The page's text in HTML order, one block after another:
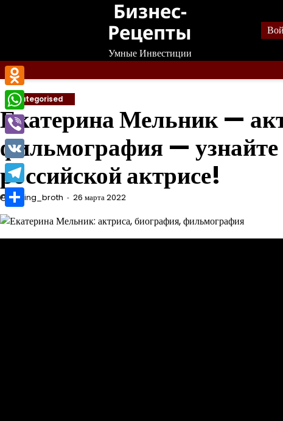
Бизнес-
Рецепты
Умные Инвестиции
Uncategorised
Екатерина Мельник —
фильмография — узнайте
российской актрисе!
mining_broth 26 марта 2022
Odnoklassniki
WhatsApp
Viber
VK
Telegram
Отправить